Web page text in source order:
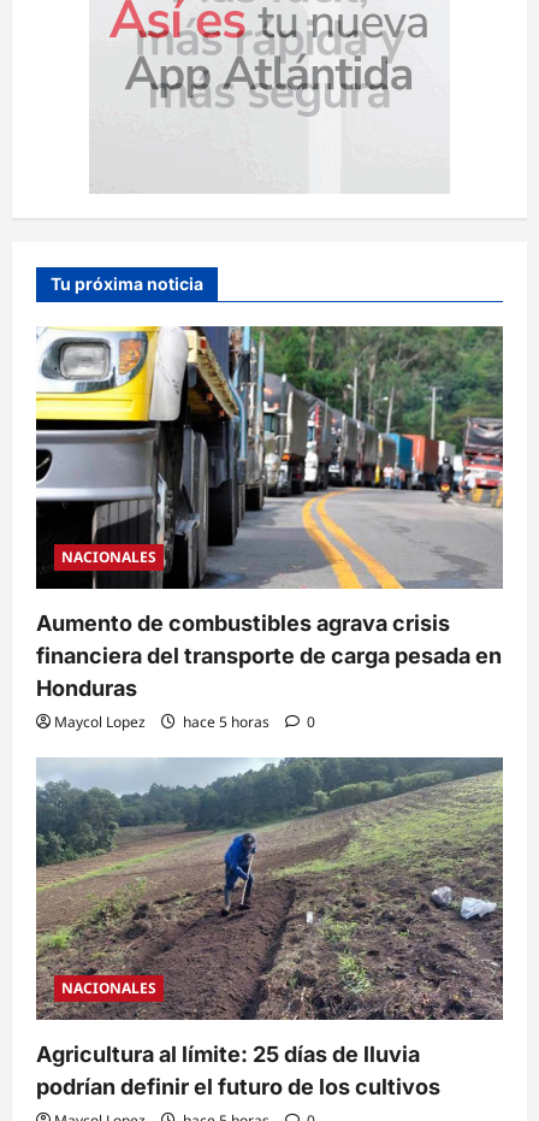
Tu próxima noticia
NACIONALES
Aumento de combustibles agrava crisis
financiera del transporte de carga pesada en
Honduras
Maycol Lopez hace 5 horas 0
NACIONALES
Agricultura al límite: 25 días de lluvia
podrían definir el futuro de los cultivos